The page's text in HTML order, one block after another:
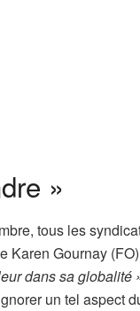
»
tous les
Karen Gournay
dans sa globalité
un tel aspect